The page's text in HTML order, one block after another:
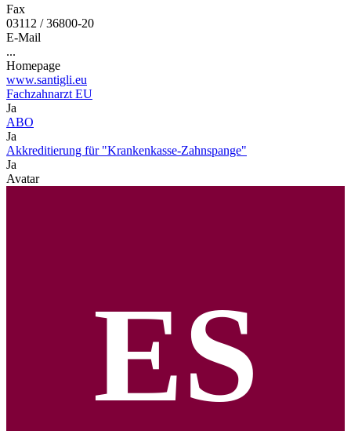
Fax
03112 / 36800-20
E-Mail
...
Homepage
www.santigli.eu
Fachzahnarzt EU
Ja
ABO
Ja
Akkreditierung für "Krankenkasse-Zahnspange"
Ja
Avatar
ES